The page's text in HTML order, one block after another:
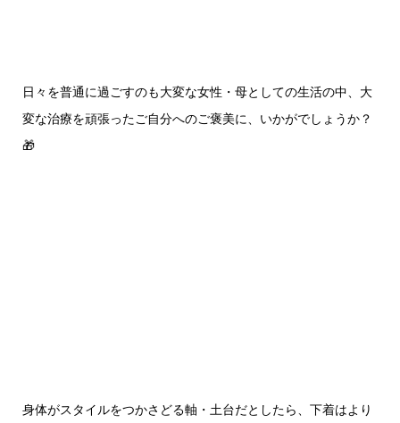
日々を普通に過ごすのも大変な女性・母としての生活の中、大
変な治療を頑張ったご自分へのご褒美に、いかがでしょうか？
🎁
身体がスタイルをつかさどる軸・土台だとしたら、下着はより